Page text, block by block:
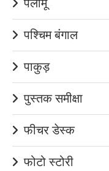
पश्चिम बंगाल
पाकुड़
पुस्तक समीक्षा
फीचर डेस्क
फोटो स्टोरी